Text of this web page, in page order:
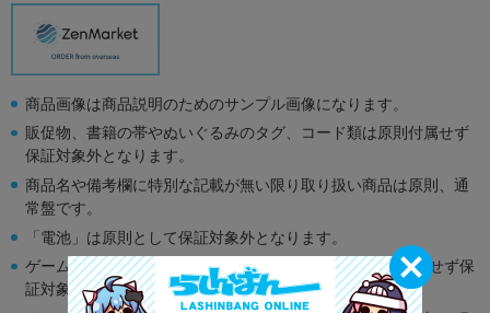
商品画像は商品説明のためのサンプル画像になります。
販促物、書籍の帯やぬいぐるみのタグ、コード類は原則付属せず
保証対象外となります。
商品名や備考欄に特別な記載が無い限り取り扱い商品は原則、通
常盤です。
「電池」は原則として保証対象外となります。
ゲーム機本体には、SDカードなどのメモリーカードは付属せず保
証対象外となります。